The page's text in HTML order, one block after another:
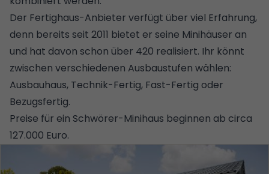
Der Fertighaus-Anbieter verfügt über viel Erfahrung,
denn bereits seit 2011 bietet er seine Minihäuser an
und hat davon schon über 420 realisiert. Ihr könnt
zwischen verschiedenen Ausbaustufen wählen:
Ausbauhaus, Technik-Fertig, Fast-Fertig oder
Bezugsfertig.
Preise für ein Schwörer-Minihaus beginnen ab circa
127.000 Euro.